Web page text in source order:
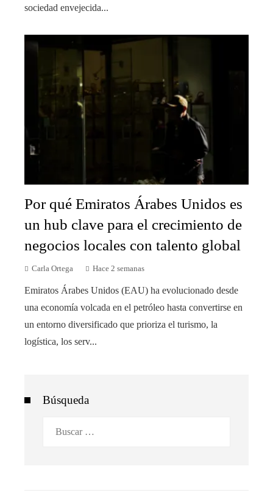
sociedad envejecida...
Por qué Emiratos Árabes Unidos es
un hub clave para el crecimiento de
negocios locales con talento global
Carla Ortega Hace 2 semanas
Emiratos Árabes Unidos (EAU) ha evolucionado desde
una economía volcada en el petróleo hasta convertirse en
un entorno diversificado que prioriza el turismo, la
logística, los serv...
Búsqueda